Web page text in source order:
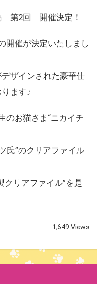
第2回 開催決定！
催が決定いたしまし
ザインされた豪華仕
ます♪
のお猫さま“ニカイチ
氏”のクリアファイル
クリアファイル”を是
1,649 Views